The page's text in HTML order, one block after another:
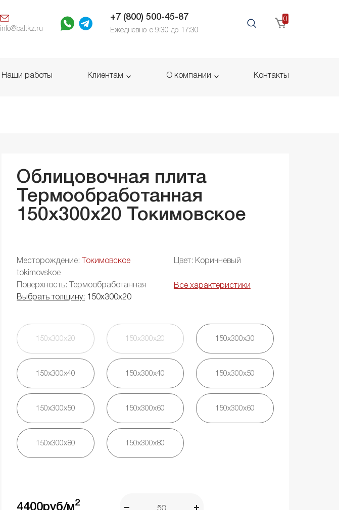
info@baltkz.ru
+7 (800) 500-45-87
Ежедневно с 9:30 до 17:30
0
Наши работы Клиентам О компании Контакты
Облицовочная плита
Термообработанная
150x300x20 Токимовское
Месторождение:
Токимовское
tokimovskoe
Цвет: Коричневый
Поверхность: Термообработанная
Все характеристики
Выбрать толщину:
150х300х20
150х300х20 150х300х20 150х300х30
150х300х40 150х300х40 150х300х50
150х300х50 150х300х60 150х300х60
150х300х80 150х300х80
4400руб/м2